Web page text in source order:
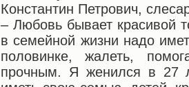
Константин Петрович,
– Любовь бывает красивой
в семейной жизни надо
половинке, жалеть,
прочным. Я женился в 27